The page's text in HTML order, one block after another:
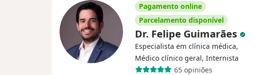
Pagamento online
Parcelamento disponível
Dr. Felipe Guimarães
Especialista em clínica médica,
Médico clínico geral, Internista
65 opiniões